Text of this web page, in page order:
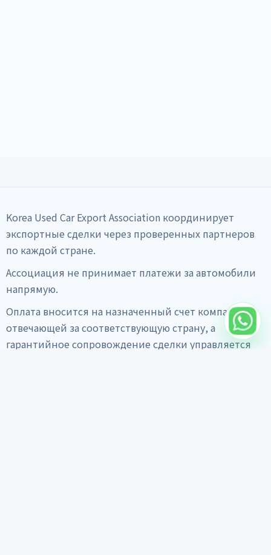
Korea Used Car Export Association координирует
экспортные сделки через проверенных партнеров
по каждой стране.
Ассоциация не принимает платежи за автомобили
напрямую.
Оплата вносится на назначенный счет компании,
отвечающей за соответствующую страну, а
гарантийное сопровождение сделки управляется